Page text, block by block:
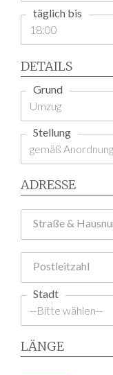
täglich bis
DETAILS
Grund
Stellung
ADRESSE
Straße &
Postleitzahl
Stadt
LÄNGE